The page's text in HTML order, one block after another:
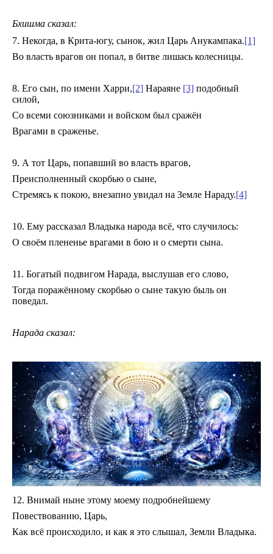
Бхишма сказал:
7. Некогда, в Крита-югу, сынок, жил Царь Анукампака.[1]
Во власть врагов он попал, в битве лишась колесницы.
8. Его сын, по имени Харри,[2] Нараяне [3] подобный
силой,
Со всеми союзниками и войском был сражён
Врагами в сраженье.
9. А тот Царь, попавший во власть врагов,
Преисполненный скорбью о сыне,
Стремясь к покою, внезапно увидал на Земле Нараду.[4]
10. Ему рассказал Владыка народа всё, что случилось:
О своём плененье врагами в бою и о смерти сына.
11. Богатый подвигом Нарада, выслушав его слово,
Тогда поражённому скорбью о сыне такую быль он
поведал.
Нарада сказал:
12. Внимай ныне этому моему подробнейшему
Повествованию, Царь,
Как всё происходило, и как я это слышал, Земли Владыка.